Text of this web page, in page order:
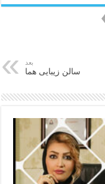
بعد
سالن زیبایی هما